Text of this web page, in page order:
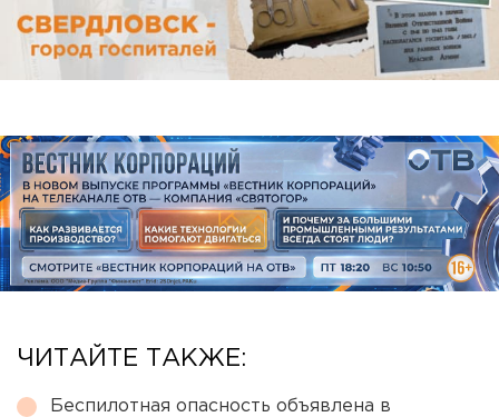
ЧИТАЙТЕ ТАКЖЕ:
Беспилотная опасность объявлена в